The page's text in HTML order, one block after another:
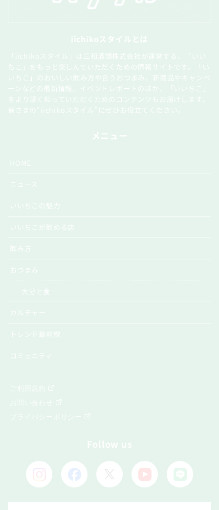
iichikoスタイルとは
「iichikoスタイル」は三和酒類株式会社が運営する、「いい
ちこ」をもっと楽しんでいただくための情報サイトです。「い
いちこ」のおいしい飲み方や合うおつまみ、新商品やキャンペ
ーンなどの最新情報、イベントレポートのほか、「いいちこ」
をより深く知っていただくためのコンテンツもお届けします。
皆さまの“iichikoスタイル”にぜひお役立てください。
メニュー
HOME
ニュース
いいちこの魅力
いいちこが飲める店
飲み方
おつまみ
カルチャー
トレンド最前線
コミュニティ
ご利用規約
お問い合わせ
プライバシーポリシー
Follow us